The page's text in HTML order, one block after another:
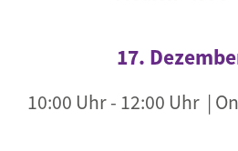
17.
10:00 Uhr- 12:00 Uhr |